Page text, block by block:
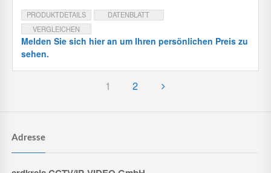
PRODUKTDETAILS
DATENBLATT
VERGLEICHEN
Melden Sie sich hier an um Ihren persönlichen Preis zu
sehen.
1 2
Adresse